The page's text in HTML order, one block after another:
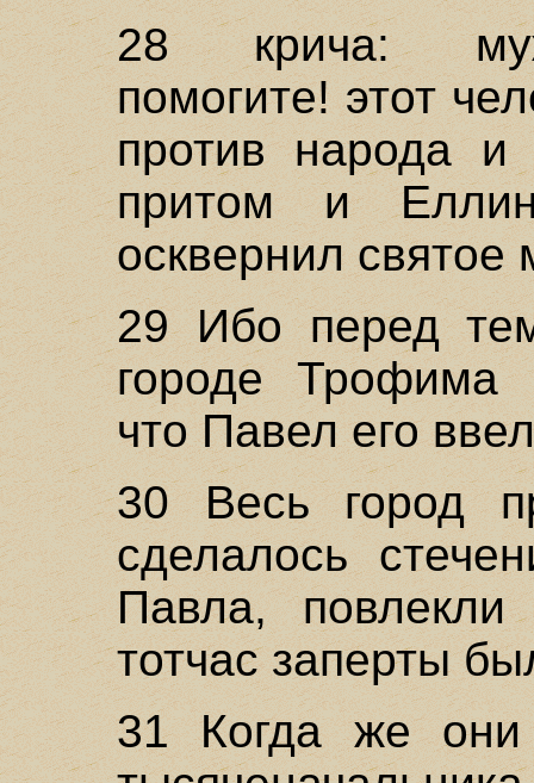
28 крича:
помогите! этот
против народа и
притом и
осквернил святое
29 Ибо перед
городе
что Павел его
30 Весь город
сделалось
Павла,
тотчас заперты
31 Когда же они